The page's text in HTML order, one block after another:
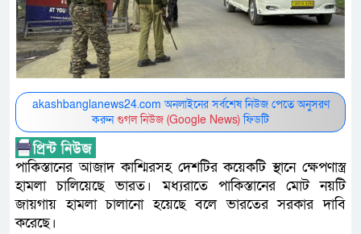
akashbanglanews24.com অনলাইনের সর্বশেষ নিউজ পেতে অনুসরণ
করুনগুগল নিউজ (Google News)ফিডটি
পাকিস্তানের আজাদ কাশ্মিরসহ দেশটির কয়েকটি স্থানে ক্ষেপণাস্ত্র
হামলা চালিয়েছে ভারত। মধ্যরাতে পাকিস্তানের মোট নয়টি
জায়গায় হামলা চালানো হয়েছে বলে ভারতের সরকার দাবি
করেছে।